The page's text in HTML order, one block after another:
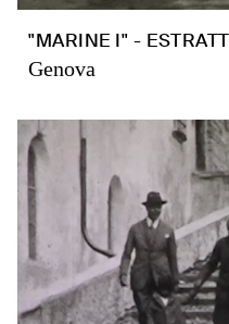
"MARINE I" -
Genova